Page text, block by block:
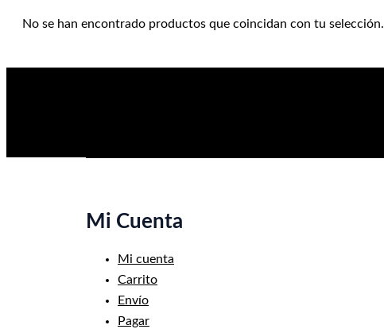
No se han encontrado productos que coincidan con tu selección.
Mi Cuenta
Mi cuenta
Carrito
Envío
Pagar